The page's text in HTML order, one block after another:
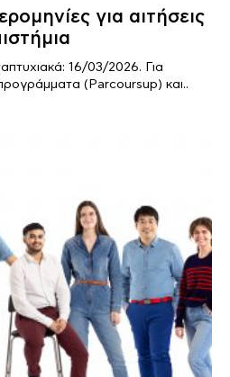
για αιτήσεις
16/03/2026. Για
(Parcoursup) και..